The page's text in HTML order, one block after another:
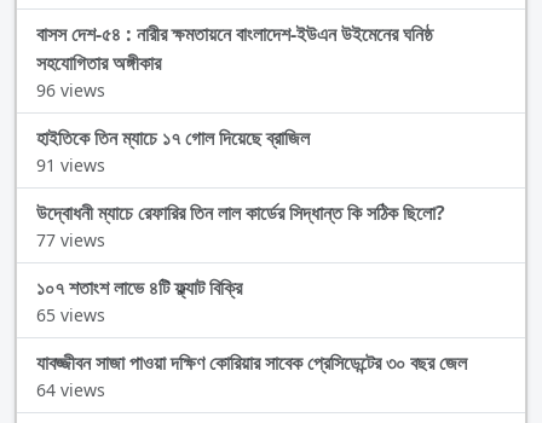
বাসস দেশ-৫৪ : নারীর ক্ষমতায়নে বাংলাদেশ-ইউএন উইমেনের ঘনিষ্ঠ
সহযোগিতার অঙ্গীকার
96 views
হাইতিকে তিন ম্যাচে ১৭ গোল দিয়েছে ব্রাজিল
91 views
উদ্বোধনী ম্যাচে রেফারির তিন লাল কার্ডের সিদ্ধান্ত কি সঠিক ছিলো?
77 views
১০৭ শতাংশ লাভে ৪টি ফ্ল্যাট বিক্রি
65 views
যাবজ্জীবন সাজা পাওয়া দক্ষিণ কোরিয়ার সাবেক প্রেসিডেন্টের ৩০ বছর জেল
64 views